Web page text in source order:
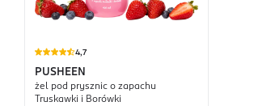
4,7
PUSHEEN
żel pod prysznic o zapachu
Truskawki i Borówki